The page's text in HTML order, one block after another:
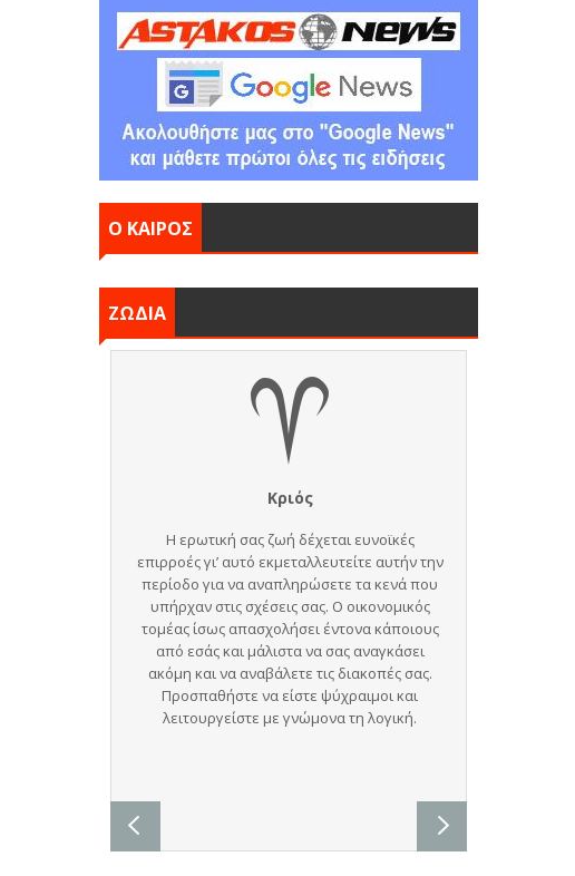
Ο ΚΑΙΡΟΣ
ΖΩΔΙΑ